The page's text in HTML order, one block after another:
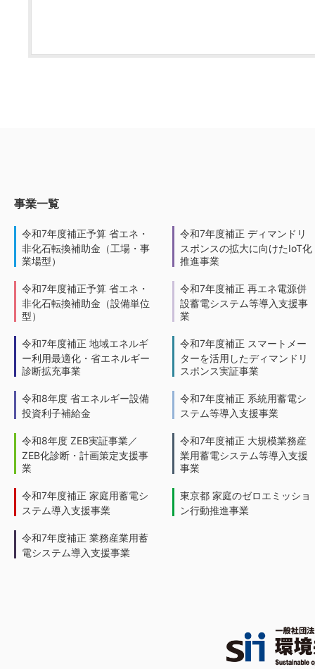
事業一覧
令和7年度補正予算 省エネ・
非化石転換補助金（工場・事
業場型）
令和7年度補正予算 省エネ・
非化石転換補助金（設備単位
型）
令和7年度補正 地域エネルギ
ー利用最適化・省エネルギー
診断拡充事業
令和8年度 省エネルギー設備
投資利子補給金
令和8年度 ZEB実証事業／
ZEB化診断・計画策定支援事
業
令和7年度補正 家庭用蓄電シ
ステム導入支援事業
令和7年度補正 業務産業用蓄
電システム導入支援事業
令和7年度補正 ディマンドリ
スポンスの拡大に向けたIoT化
推進事業
令和7年度補正 再エネ電源併
設蓄電システム等導入支援事
業
令和7年度補正 スマートメー
ターを活用したディマンドリ
スポンス実証事業
令和7年度補正 系統用蓄電シ
ステム等導入支援事業
令和7年度補正 大規模業務産
業用蓄電システム等導入支援
事業
東京都 家庭のゼロエミッショ
ン行動推進事業